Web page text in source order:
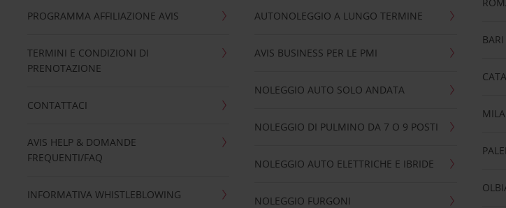
PROGRAMMA AFFILIAZIONE AVIS
TERMINI E CONDIZIONI DI
PRENOTAZIONE
CONTATTACI
AVIS HELP & DOMANDE
FREQUENTI/FAQ
INFORMATIVA WHISTLEBLOWING
AUTONOLEGGIO A LUNGO TERMINE
AVIS BUSINESS PER LE PMI
NOLEGGIO AUTO SOLO ANDATA
NOLEGGIO DI PULMINO DA 7 O 9 POSTI
NOLEGGIO AUTO ELETTRICHE E IBRIDE
NOLEGGIO FURGONI
BARI